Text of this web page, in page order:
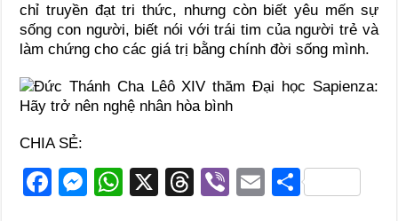
chỉ truyền đạt tri thức, nhưng còn biết yêu mến sự
sống con người, biết nói với trái tim của người trẻ và
làm chứng cho các giá trị bằng chính đời sống mình.
CHIA SẺ:
F
M
W
X
T
Vi
E S